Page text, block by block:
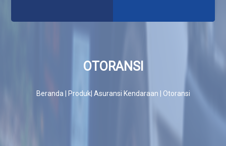
OTORANSI
Beranda | Produk| Asuransi Kendaraan | Otoransi